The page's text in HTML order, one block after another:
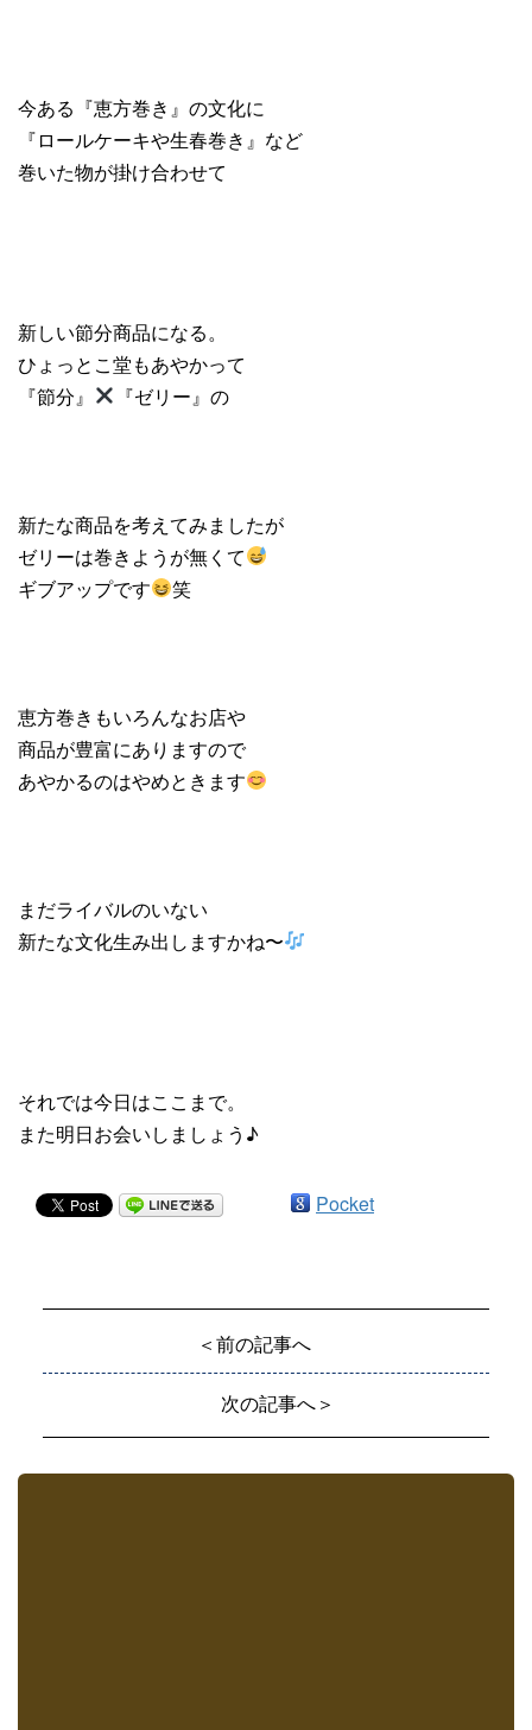
今ある『恵方巻き』の文化に
『ロールケーキや生春巻き』など
巻いた物が掛け合わせて
新しい節分商品になる。
ひょっとこ堂もあやかって
『節分』
『ゼリー』の
新たな商品を考えてみましたが
ゼリーは巻きようが無くて
ギブアップです
笑
恵方巻きもいろんなお店や
商品が豊富にありますので
あやかるのはやめときます
まだライバルのいない
新たな文化生み出しますかね〜
それでは今日はここまで。
また明日お会いしましょう♪
Pocket
＜前の記事へ
次の記事へ＞